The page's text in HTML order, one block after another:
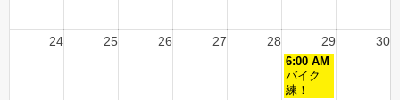
24 25 26 27 28 29 30
6:00 AM
バイク
練！